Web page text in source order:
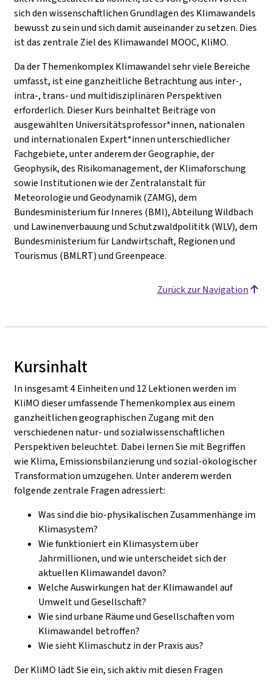
sich den wissenschaftlichen Grundlagen des Klimawandels
bewusst zu sein und sich damit auseinander zu setzen. Dies
ist das zentrale Ziel des Klimawandel MOOC, KliMO.
Da der Themenkomplex Klimawandel sehr viele Bereiche
umfasst, ist eine ganzheitliche Betrachtung aus inter-,
intra-, trans- und multidisziplinären Perspektiven
erforderlich. Dieser Kurs beinhaltet Beiträge von
ausgewählten Universitätsprofessor*innen, nationalen
und internationalen Expert*innen unterschiedlicher
Fachgebiete, unter anderem der Geographie, der
Geophysik, des Risikomanagement, der Klimaforschung
sowie Institutionen wie der Zentralanstalt für
Meteorologie und Geodynamik (ZAMG), dem
Bundesministerium für Inneres (BMI), Abteilung Wildbach
und Lawinenverbauung und Schutzwaldpolititk (WLV), dem
Bundesministerium für Landwirtschaft, Regionen und
Tourismus (BMLRT) und Greenpeace.
Zurück zur Navigation
Kursinhalt
In insgesamt 4 Einheiten und 12 Lektionen werden im
KliMO dieser umfassende Themenkomplex aus einem
ganzheitlichen geographischen Zugang mit den
verschiedenen natur- und sozialwissenschaftlichen
Perspektiven beleuchtet. Dabei lernen Sie mit Begriffen
wie Klima, Emissionsbilanzierung und sozial-ökologischer
Transformation umzugehen. Unter anderem werden
folgende zentrale Fragen adressiert:
Was sind die bio-physikalischen Zusammenhänge im
Klimasystem?
Wie funktioniert ein Klimasystem über
Jahrmillionen, und wie unterscheidet sich der
aktuellen Klimawandel davon?
Welche Auswirkungen hat der Klimawandel auf
Umwelt und Gesellschaft?
Wie sind urbane Räume und Gesellschaften vom
Klimawandel betroffen?
Wie sieht Klimaschutz in der Praxis aus?
Der KliMO lädt Sie ein, sich aktiv mit diesen Fragen